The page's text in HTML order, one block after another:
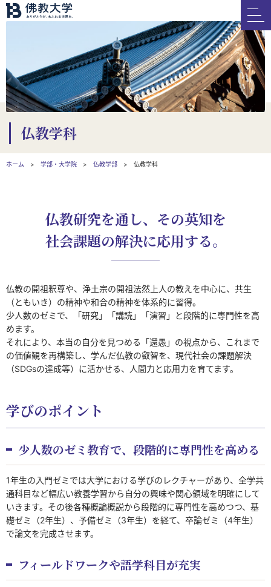
仏教学科
ホーム 学部・大学院 仏教学部 仏教学科
仏教研究を通し、その英知を
社会課題の解決に応用する。
仏教の開祖釈尊や、浄土宗の開祖法然上人の教えを中心に、共生
（ともいき）の精神や和合の精神を体系的に習得。
少人数のゼミで、「研究」「講読」「演習」と段階的に専門性を高
めます。
それにより、本当の自分を見つめる「還愚」の視点から、これまで
の価値観を再構築し、学んだ仏教の叡智を、現代社会の課題解決
（SDGsの達成等）に活かせる、人間力と応用力を育てます。
学びのポイント
少人数のゼミ教育で、段階的に専門性を高める
1年生の入門ゼミでは大学における学びのレクチャーがあり、全学共
通科目など幅広い教養学習から自分の興味や関心領域を明確にして
いきます。その後各種概論概説から段階的に専門性を高めつつ、基
礎ゼミ（2年生）、予備ゼミ（3年生）を経て、卒論ゼミ（4年生）
で論文を完成させます。
フィールドワークや語学科目が充実